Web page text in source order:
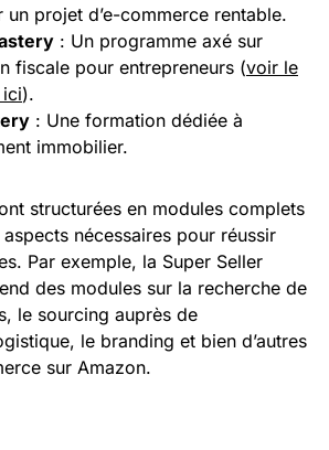
un projet d’e-commerce rentable.
: Un programme axé sur
fiscale pour entrepreneurs (voir le
).
: Une formation dédiée à
immobilier.
structurées en modules complets
nécessaires pour réussir
Par exemple, la Super Seller
des modules sur la recherche de
le sourcing auprès de
le branding et bien d’autres
sur Amazon.